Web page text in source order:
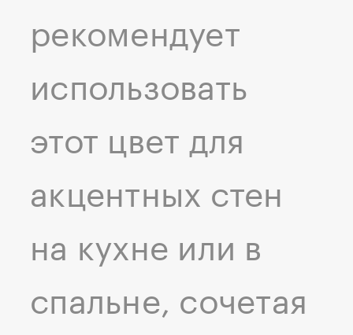
рекомендует
использовать
этот цвет для
акцентных стен
на кухне или в
спальне, сочетая